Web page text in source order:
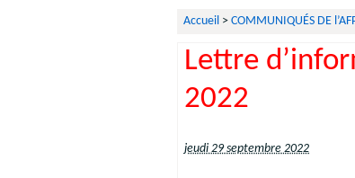
Accueil > COMMUNIQUÉS DE
Lettre
2022
jeudi 29 septembre 2022